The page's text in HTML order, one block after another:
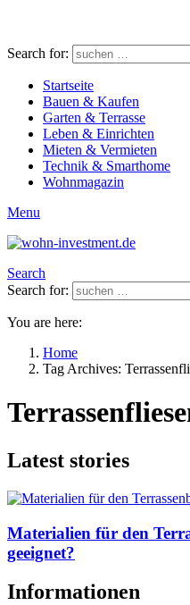
Search for:
Startseite
Bauen & Kaufen
Garten & Terrasse
Leben & Einrichten
Mieten & Vermieten
Technik & Smarthome
Wohnmagazin
Menu
Search
Search for:
You are here:
Home
Tag Archives:
Latest stories
Materialien für den
geeignet?
Informationen